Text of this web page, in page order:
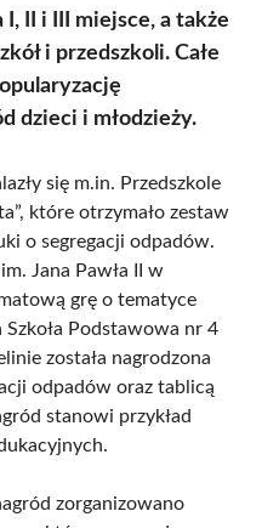
I, II i III miejsce, a także
i przedszkoli. Całe
dzieci i młodzieży.
się m.in. Przedszkole
które otrzymało zestaw
o segregacji odpadów.
Jana Pawła II w
grę o tematyce
Podstawowa nr 4
została nagrodzona
odpadów oraz tablicą
stanowi przykład
zorganizowano